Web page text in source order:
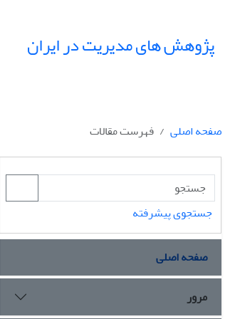
پژوهش های مدیریت در ایران
صفحه اصلی
فهرست مقالات
جستجوی پیشرفته
صفحه اصلی
مرور